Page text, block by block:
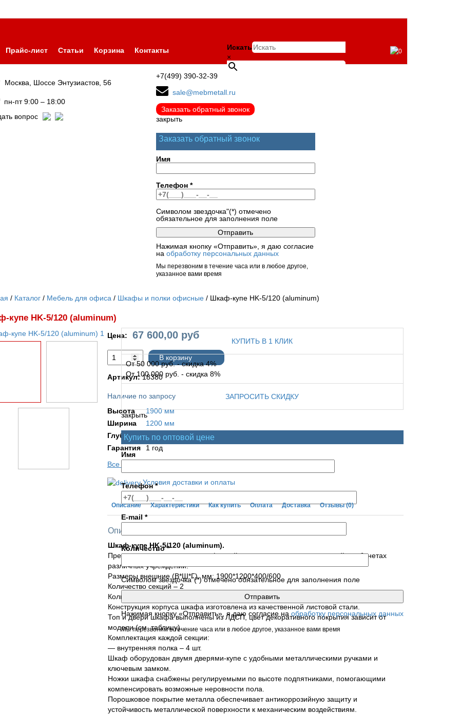
Прайс-лист Статьи Корзина Контакты
Искать
×
0
Москва, Шоссе Энтузиастов, 56
пн-пт 9:00 – 18:00
вопрос
+7(499) 390-32-39
sale@mebmetall.ru
Заказать обратный звонок
закрыть
Заказать обратный звонок
Имя
Телефон *
Символом звездочка"(*) отмечено
обязательное для заполнения поле
Нажимая кнопку «Отправить», я даю согласие
на обработку персональных данных
Мы перезвоним в течение часа или в любое другое,
указанное вами время
Каталог Мебель для офиса Шкафы и полки офисные Шкаф-купе НK-5/120 (aluminum)
купе НK-5/120 (aluminum)
Цена: 67 600,00 руб
В корзину
КУПИТЬ В 1 КЛИК
От 50 000 руб. - скидка 4%
От 100 000 руб. - скидка 8%
ЗАПРОСИТЬ СКИДКУ
закрыть
Купить по оптовой цене
Имя
Телефон*
E-mail*
Количество*
Символом звездочка"(*) отмечено обязательное для заполнения поле
Нажимая кнопку «Отправить», я даю согласие на обработку персональных данных
Мы перезвоним в течение часа или в любое другое, указанное вами время
Артикул:18380
Наличие по запросу
Высота
1900 мм
Ширина
1200 мм
Глубина
400/600 мм
Гарантия
1 год
Все характеристики
Условия доставки и оплаты
Описание Характеристики Как купить Оплата Доставка Отзывы(0)
Описание товара
Шкаф-купе НK-5/120 (aluminum).
Предназначен для хранения офисной документации и личных вещей в кабинетах
различных учреждений.
Размеры внешние (В*Ш*Г), мм: 1900*1200*400/600
Количество секций – 2
Количество ярусов хранения – 5
Конструкция корпуса шкафа изготовлена из качественной листовой стали.
Топ и двери шкафа выполнены из ЛДСП, цвет декоративного покрытия зависит от
модели (см. таблицу).
Комплектация каждой секции:
— внутренняя полка – 4 шт.
Шкаф оборудован двумя дверями-купе с удобными металлическими ручками и
ключевым замком.
Ножки шкафа снабжены регулируемыми по высоте подпятниками, помогающими
компенсировать возможные неровности пола.
Порошковое покрытие металла обеспечивает антикоррозийную защиту и
устойчивость металлической поверхности к механическим воздействиям.